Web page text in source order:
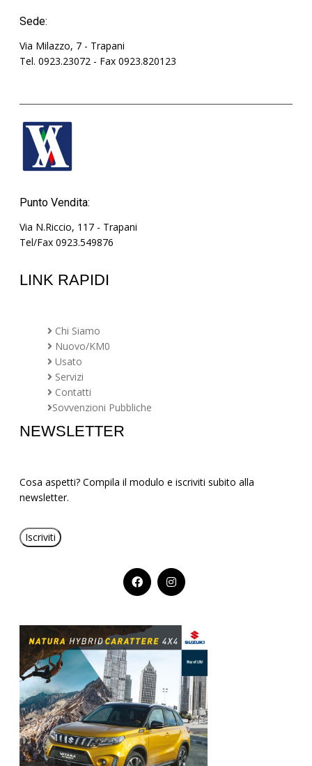
Sede:
Via Milazzo, 7 - Trapani
Tel. 0923.23072 - Fax 0923.820123
Punto Vendita:
Via N.Riccio, 117 - Trapani
Tel/Fax 0923.549876
LINK RAPIDI
Chi Siamo
Nuovo/KM0
Usato
Servizi
Contatti
Sovvenzioni Pubbliche
NEWSLETTER
Cosa aspetti? Compila il modulo e iscriviti subito alla
newsletter.
Iscriviti